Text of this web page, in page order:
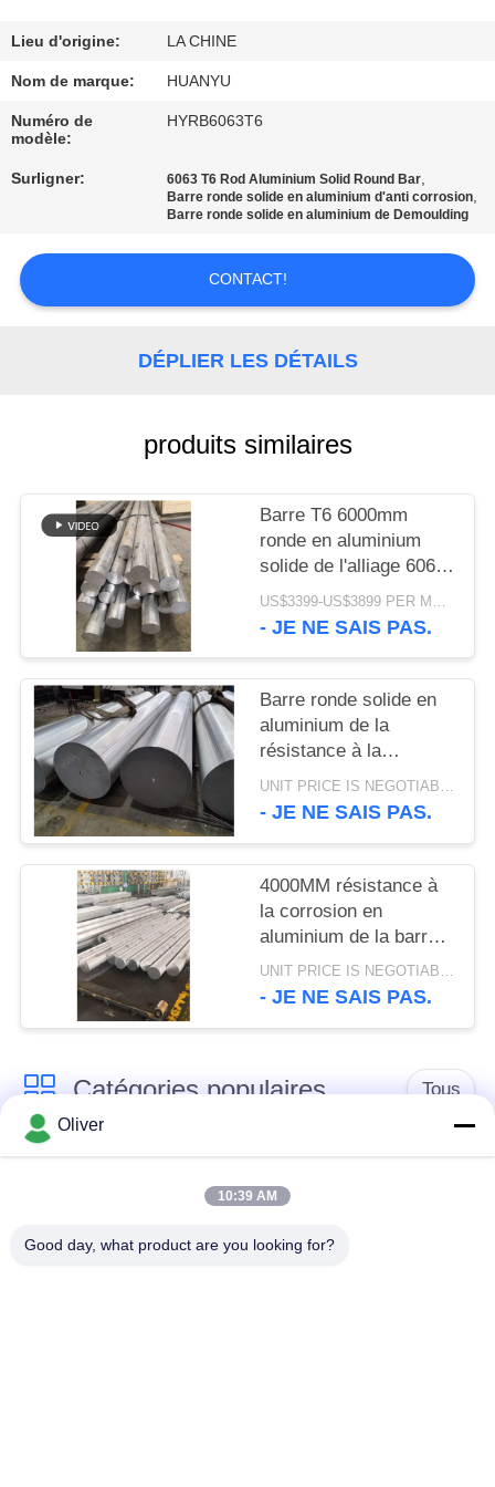
CONTRÔLE
DE
QUALITÉ
CONTACTEZ-
NOUVELLES
DEMANDEZ
CITATION
PLAN
DU
POLITIQUE
EN
MATIÈRE
DE
PROTECTION
DE
LA
PRIVÉE
Lieu d'origine: LA CHINE
Nom de marque: HUANYU
Numéro de
modèle:
HYRB6063T6
Surligner: 6063 T6 Rod Aluminium Solid Round Bar,
Barre ronde solide en aluminium d'anti corrosion,
Barre ronde solide en aluminium de Demoulding
CONTACT!
DÉPLIER LES DÉTAILS
produits similaires
Barre T6 6000mm
ronde en aluminium
solide de l'alliage 6061
pour l'industrie
aéronautique
US$3399-US$3899 PER METRIC TON MOQ:1 tonne métrique
- JE NE SAIS PAS.
Barre ronde solide en
aluminium de la
résistance à la
corrosion T6 6063
UNIT PRICE IS NEGOTIABLE MOQ:10 TONNES MÉTRIQUES
- JE NE SAIS PAS.
4000MM résistance à
la corrosion en
aluminium de la barre
6061 T6 ronde
UNIT PRICE IS NEGOTIABLE MOQ:1 tonne métrique
- JE NE SAIS PAS.
Catégories populaires Tous
Barre ronde solide en
Barre 7075 ronde en
aluminium
Barre 2024 ronde en
l'aluminium a expulsé
Oliver
10:39 AM
Good day, what product are you looking for?